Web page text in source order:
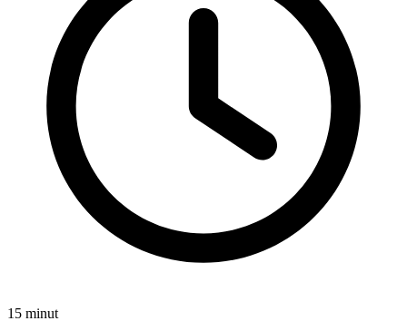
15 minut